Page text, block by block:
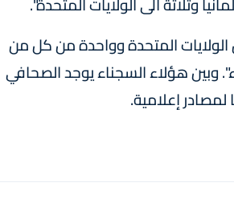
الولايات المتحدة وواحدة من كل من
وبين هؤلاء السجناء يوجد الصحافي
إعلامية.